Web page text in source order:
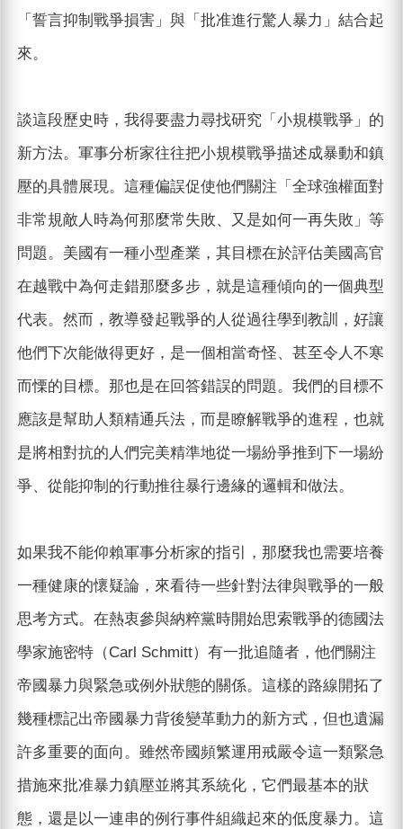
「誓言抑制戰爭損害」與「批准進行驚人暴力」結合起
來。
談這段歷史時，我得要盡力尋找研究「小規模戰爭」的
新方法。軍事分析家往往把小規模戰爭描述成暴動和鎮
壓的具體展現。這種偏誤促使他們關注「全球強權面對
非常規敵人時為何那麼常失敗、又是如何一再失敗」等
問題。美國有一種小型產業，其目標在於評估美國高官
在越戰中為何走錯那麼多步，就是這種傾向的一個典型
代表。然而，教導發起戰爭的人從過往學到教訓，好讓
他們下次能做得更好，是一個相當奇怪、甚至令人不寒
而慄的目標。那也是在回答錯誤的問題。我們的目標不
應該是幫助人類精通兵法，而是瞭解戰爭的進程，也就
是將相對抗的人們完美精準地從一場紛爭推到下一場紛
爭、從能抑制的行動推往暴行邊緣的邏輯和做法。
如果我不能仰賴軍事分析家的指引，那麼我也需要培養
一種健康的懷疑論，來看待一些針對法律與戰爭的一般
思考方式。在熱衷參與納粹黨時開始思索戰爭的德國法
學家施密特（Carl Schmitt）有一批追隨者，他們關注
帝國暴力與緊急或例外狀態的關係。這樣的路線開拓了
幾種標記出帝國暴力背後變革動力的新方式，但也遺漏
許多重要的面向。雖然帝國頻繁運用戒嚴令這一類緊急
措施來批准暴力鎮壓並將其系統化，它們最基本的狀
態，還是以一連串的例行事件組織起來的低度暴力。這